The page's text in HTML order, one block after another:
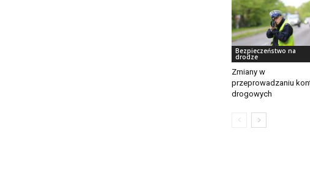
Bezpieczeństwo na
drodze
Zmiany w
przeprowadzaniu
drogowych